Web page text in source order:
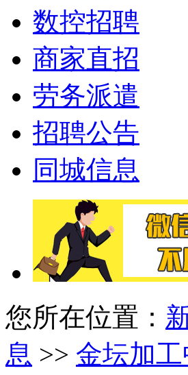
数控招聘
商家直招
劳务派遣
招聘公告
同城信息
您所在位置：
息 >> 金坛加